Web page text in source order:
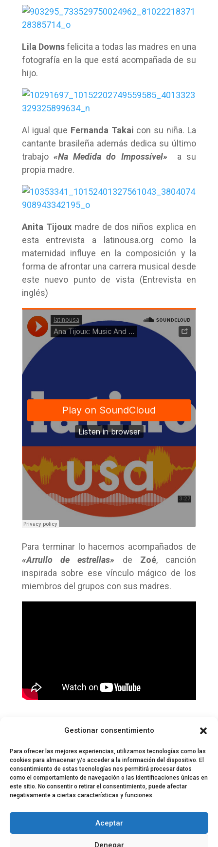
Gestionar consentimiento
Para ofrecer las mejores experiencias, utilizamos tecnologías como las
cookies para almacenar y/o acceder a la información del dispositivo. El
consentimiento de estas tecnologías nos permitirá procesar datos
como el comportamiento de navegación o las identificaciones únicas en
este sitio. No consentir o retirar el consentimiento, puede afectar
negativamente a ciertas características y funciones.
Aceptar
Denegar
Lila Downsfelicita a todas las madres en una
fotografía en la que está acompañada de su
hijo.
Al igual que Fernanda Takai con su niña. La
cantante brasileña además dedica su último
trabajo«Na Medida do Impossível» a su
propia madre.
Anita Tijoux madre de dos niños explica en
esta entrevista a latinousa.org como la
maternidad influye en la composición y la
forma de afrontar una carrera musical desde
este nuevo punto de vista (Entrevista en
inglés)
Para terminar lo hacemos acompañados de
«Arrullo de estrellas»
de Zoé, canción
inspirada sobre ese vínculo mágico de los
miembros del grupos con sus madres.
Equipo EPDLT Contacto